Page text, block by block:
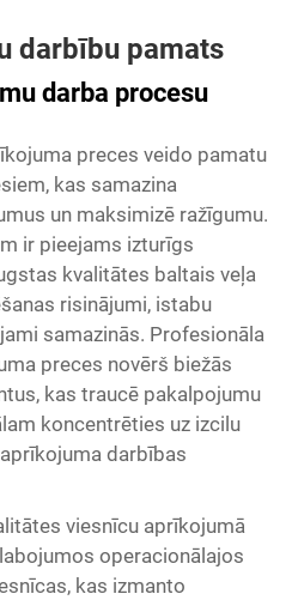
darbību pamats
darba procesu
preces veido pamatu
kas samazina
un maksimizē ražīgumu.
ir pieejams izturīgs
kvalitātes baltais veļa
risinājumi, istabu
samazinās. Profesionāla
preces novērš biežās
kas traucē pakalpojumu
koncentrēties uz izcilu
darbības
viesnīcu aprīkojumā
operacionālajos
kas izmanto